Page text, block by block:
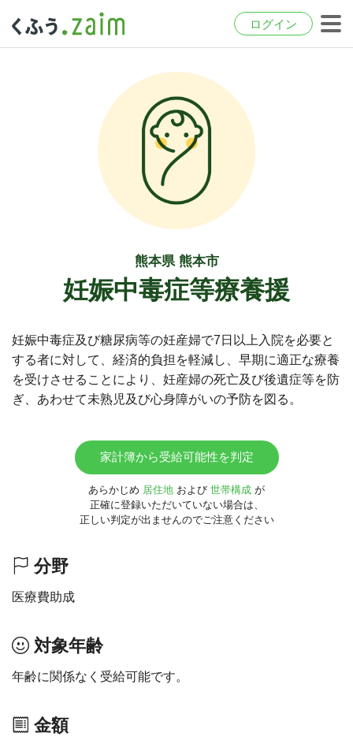
ログイン
熊本県 熊本市
妊娠中毒症等療養援
妊娠中毒症及び糖尿病等の妊産婦で7日以上入院を必要と
する者に対して、経済的負担を軽減し、早期に適正な療養
を受けさせることにより、妊産婦の死亡及び後遺症等を防
ぎ、あわせて未熟児及び心身障がいの予防を図る。
家計簿から受給可能性を判定
あらかじめ 居住地 および 世帯構成 が
正確に登録いただいていない場合は、
正しい判定が出ませんのでご注意ください
分野
医療費助成
対象年齢
年齢に関係なく受給可能です。
金額